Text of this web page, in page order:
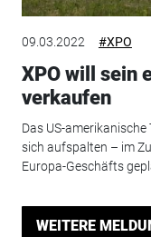
09.03.2022 #XPO
XPO will sein
verkaufen
Das US-
sich aufspalten – im
Europa-Geschäfts
WEITERE